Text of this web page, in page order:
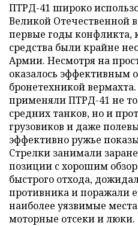
ПТРД-41 широко
Великой Отечественной
первые годы конфликта,
средства были крайне
Армии. Несмотря на
оказалось эффективным
бронетехникой
применяли ПТРД-41 не
средних танков, но и
грузовиков и даже
эффективно ружье
Стрелки занимали
позиции с хорошим
быстрого отхода,
противника и поражали
наиболее уязвимые
моторные отсеки и люки.